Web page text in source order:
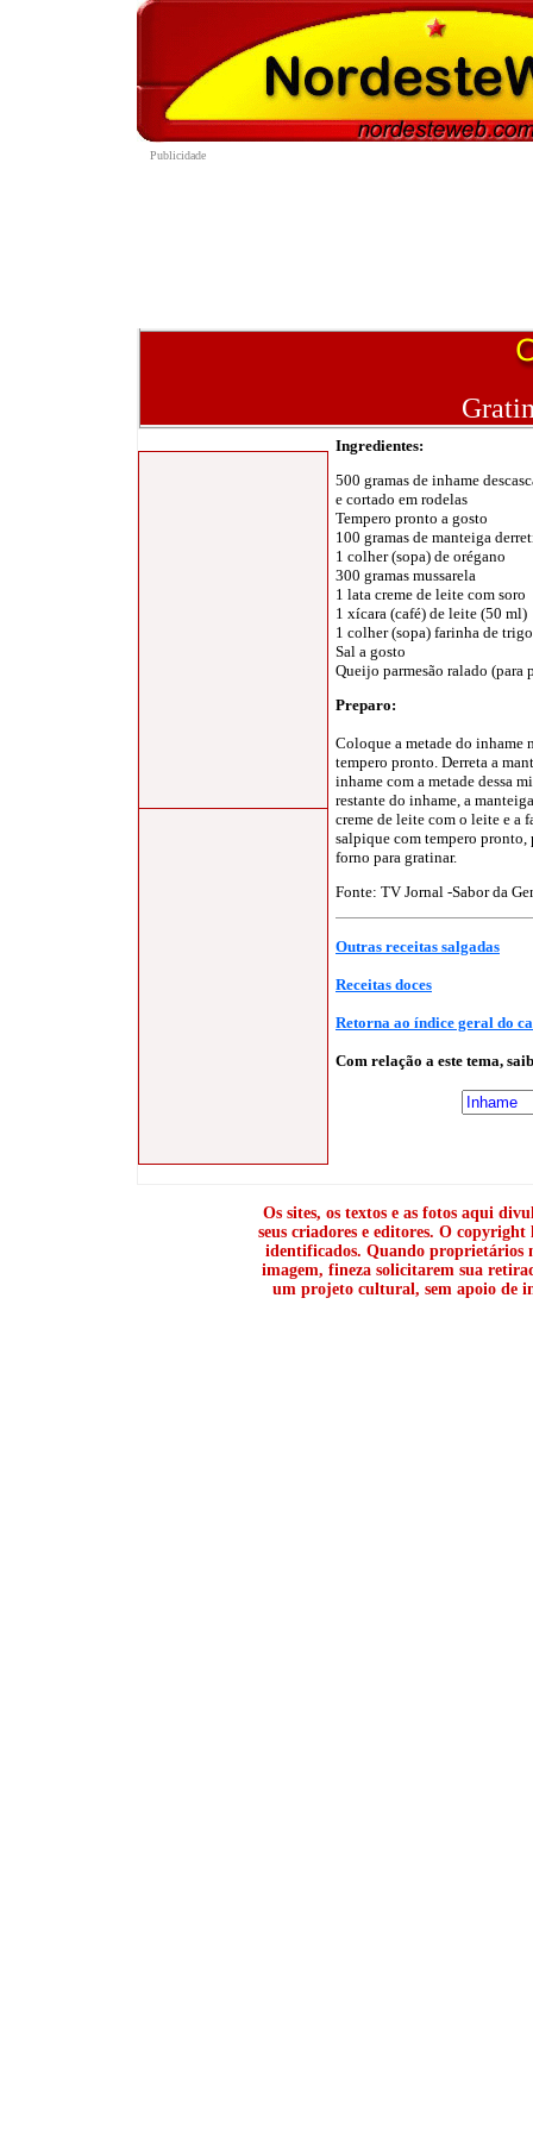
Ingredientes:
500 gramas de inhame
e cortado em rodelas
Tempero pronto a gosto
100 gramas de manteiga
1 colher (sopa) de orégano
300 gramas mussarela
1 lata creme de leite com soro
1 xícara (café) de leite (50 ml)
1 colher (sopa) farinha de
Sal a gosto
Queijo parmesão ralado (para
Preparo:
Coloque a metade do
tempero pronto. Derreta a
inhame com a metade dessa
restante do inhame, a
creme de leite com o leite e a
salpique com tempero
forno para gratinar.
Fonte: TV Jornal -Sabor da
Outras receitas salgadas
Receitas doces
Retorna ao índice geral do
Com relação a este tema,